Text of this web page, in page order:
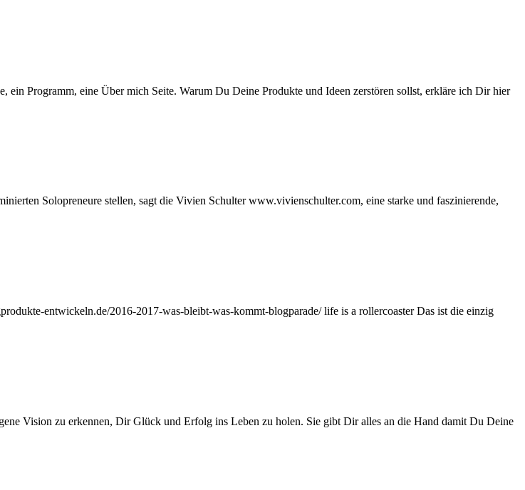
Programm, eine Über mich Seite. Warum Du Deine Produkte und Ideen zerstören sollst, erkläre ich Dir hier
Solopreneure stellen, sagt die Vivien Schulter www.vivienschulter.com, eine starke und faszinierende,
entwickeln.de/2016-2017-was-bleibt-was-kommt-blogparade/ life is a rollercoaster Das ist die einzig
Vision zu erkennen, Dir Glück und Erfolg ins Leben zu holen. Sie gibt Dir alles an die Hand damit Du Deine